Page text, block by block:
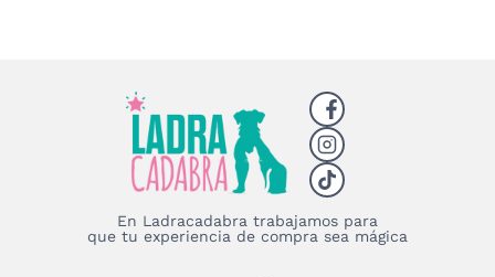
En Ladracadabra trabajamos para
que tu experiencia de compra sea mágica